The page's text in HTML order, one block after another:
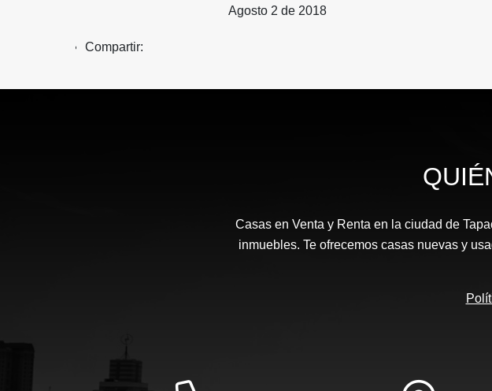
Agosto 2 de 2018
Compartir:
Casas en Venta y Renta en la ciudad de
inmuebles. Te ofrecemos casas nuevas y